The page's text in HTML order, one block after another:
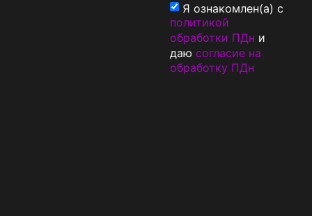
Я ознакомлен(а) с
политикой
обработки ПДн и
даю согласие на
обработку ПДн